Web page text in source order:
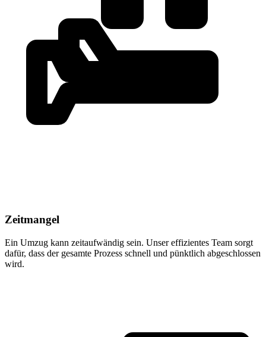
Zeitmangel
Ein Umzug kann zeitaufwändig sein. Unser effizientes Team sorgt
dafür, dass der gesamte Prozess schnell und pünktlich abgeschlossen
wird.